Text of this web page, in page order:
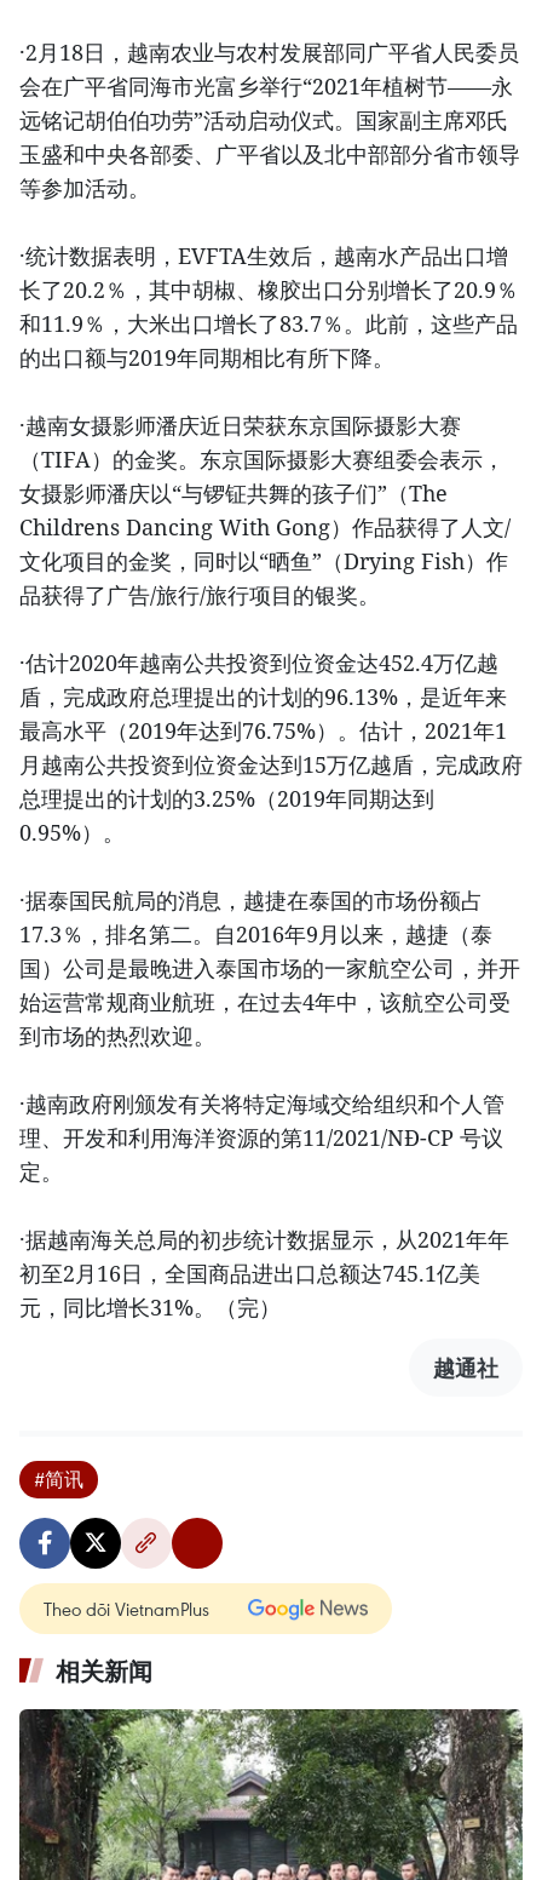
·2月18日，越南农业与农村发展部同广平省人民委员
会在广平省同海市光富乡举行“2021年植树节——永
远铭记胡伯伯功劳”活动启动仪式。国家副主席邓氏
玉盛和中央各部委、广平省以及北中部部分省市领导
等参加活动。
·统计数据表明，EVFTA生效后，越南水产品出口增
长了20.2％，其中胡椒、橡胶出口分别增长了20.9％
和11.9％，大米出口增长了83.7％。此前，这些产品
的出口额与2019年同期相比有所下降。
·越南女摄影师潘庆近日荣获东京国际摄影大赛
（TIFA）的金奖。东京国际摄影大赛组委会表示，
女摄影师潘庆以“与锣钲共舞的孩子们”（The
Childrens Dancing With Gong）作品获得了人文/
文化项目的金奖，同时以“晒鱼”（Drying Fish）作
品获得了广告/旅行/旅行项目的银奖。
·估计2020年越南公共投资到位资金达452.4万亿越
盾，完成政府总理提出的计划的96.13%，是近年来
最高水平（2019年达到76.75%）。估计，2021年1
月越南公共投资到位资金达到15万亿越盾，完成政府
总理提出的计划的3.25%（2019年同期达到
0.95%）。
·据泰国民航局的消息，越捷在泰国的市场份额占
17.3％，排名第二。自2016年9月以来，越捷（泰
国）公司是最晚进入泰国市场的一家航空公司，并开
始运营常规商业航班，在过去4年中，该航空公司受
到市场的热烈欢迎。
·越南政府刚颁发有关将特定海域交给组织和个人管
理、开发和利用海洋资源的第11/2021/NĐ-CP 号议
定。
·据越南海关总局的初步统计数据显示，从2021年年
初至2月16日，全国商品进出口总额达745.1亿美
元，同比增长31%。（完）
越通社
#简讯
Theo dõi VietnamPlus
相关新闻